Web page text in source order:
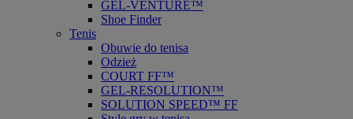
GEL-VENTURE™
Shoe Finder
Tenis
Obuwie do tenisa
Odzież
COURT FF™
GEL-RESOLUTION™
SOLUTION SPEED™ FF